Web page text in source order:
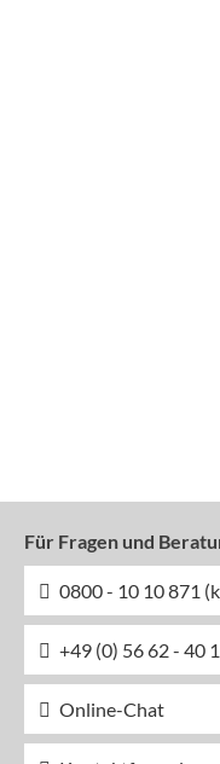
Für Fragen und
0800 - 10 10 871
+49 (0) 56 62 - 40
Online-Chat